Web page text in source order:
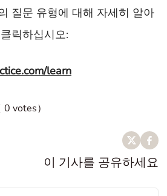
질문 유형에 대해 자세히 알아
릭하십시오:
learn
votes）
이 기사를 공유하세요